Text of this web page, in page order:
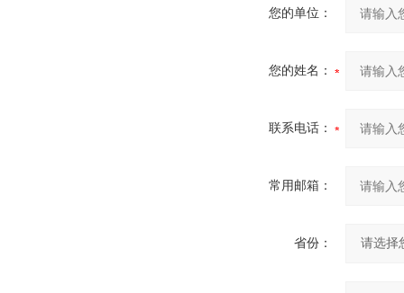
您的单位：
您的姓名：
联系电话：
常用邮箱：
省份：